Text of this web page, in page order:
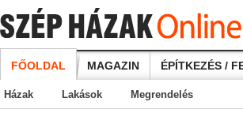
FŐOLDAL MAGAZIN ÉPÍTKEZÉS /
Házak Lakások Megrendelés